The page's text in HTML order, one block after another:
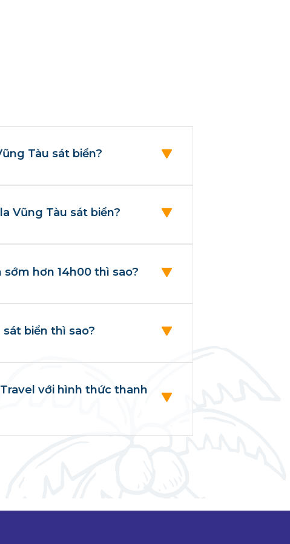
Tàu sát biển?
Vũng Tàu sát biển?
hơn 14h00 thì sao?
biển thì sao?
với hình thức thanh